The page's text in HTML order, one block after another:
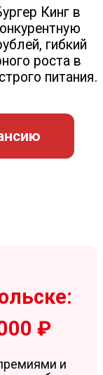
Кинг в
гибкий
роста в
питания.
₽
и